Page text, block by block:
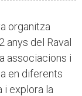
organitza
anys del Raval
associacions i
en diferents
i explora la